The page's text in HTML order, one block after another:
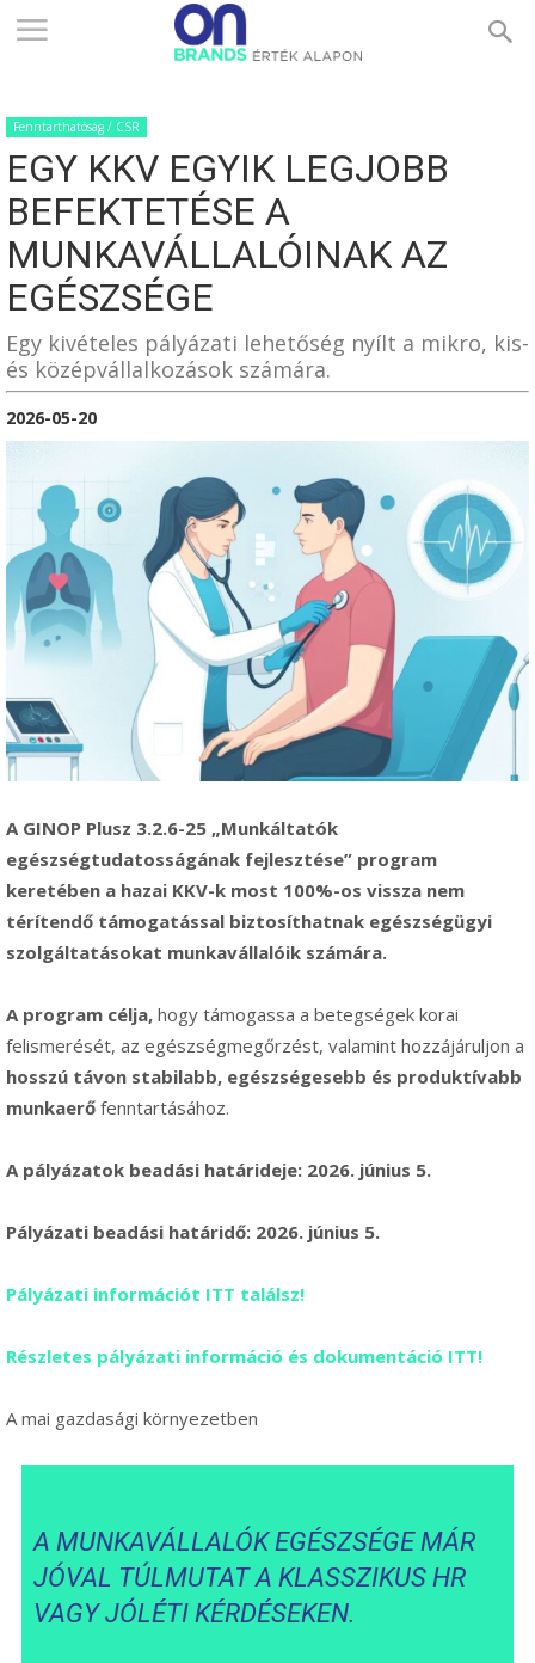
ONBRANDS
–
ÉRTÉK
ALAPON
Fenntarthatóság / CSR
EGY KKV EGYIK LEGJOBB
BEFEKTETÉSE A
MUNKAVÁLLALÓINAK AZ
EGÉSZSÉGE
Egy kivételes pályázati lehetőség nyílt a mikro, kis-
és középvállalkozások számára.
2026-05-20
A GINOP Plusz 3.2.6-25 „Munkáltatók
egészségtudatosságának fejlesztése” program
keretében a hazai KKV-k most 100%-os vissza nem
térítendő támogatással biztosíthatnak egészségügyi
szolgáltatásokat munkavállalóik számára.
A program célja, hogy támogassa a betegségek korai
felismerését, az egészségmegőrzést, valamint hozzájáruljon a
hosszú távon stabilabb, egészségesebb és produktívabb
munkaerő fenntartásához.
A pályázatok beadási határideje: 2026. június 5.
Pályázati beadási határidő: 2026. június 5.
Pályázati információt ITT találsz!
Részletes pályázati információ és dokumentáció ITT!
A mai gazdasági környezetben
A MUNKAVÁLLALÓK EGÉSZSÉGE MÁR
JÓVAL TÚLMUTAT A KLASSZIKUS HR
VAGY JÓLÉTI KÉRDÉSEKEN.